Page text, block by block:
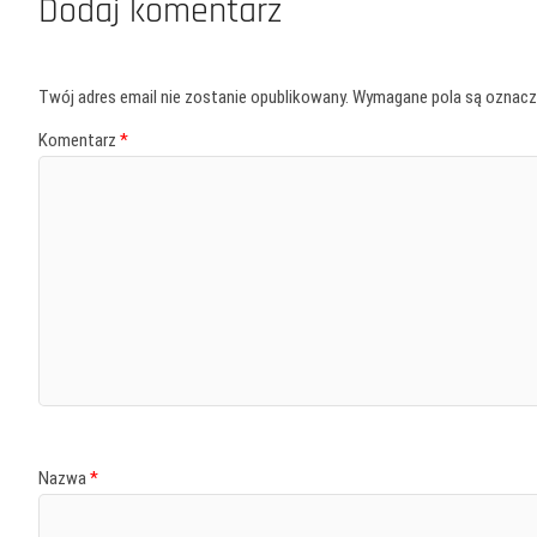
Dodaj komentarz
Twój adres email nie zostanie opublikowany. Wymagane pola są
Komentarz *
Nazwa*